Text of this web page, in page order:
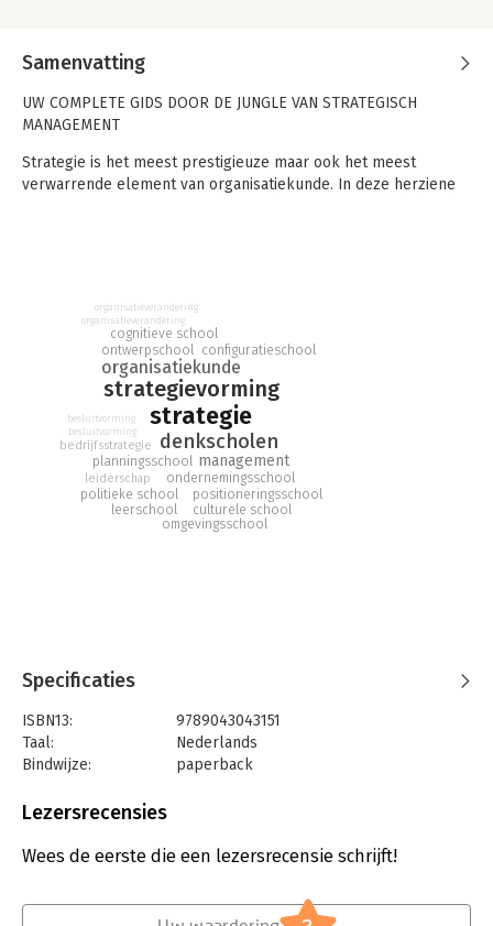
Samenvatting
UW COMPLETE GIDS DOOR DE JUNGLE VAN STRATEGISCH
MANAGEMENT
Strategie is het meest prestigieuze maar ook het meest
verwarrende element van organisatiekunde. In deze herziene
management. Het bespreekt strategie op een revolutionaire
wijze, blijft het conventionele uitdagen en een meer
avontuurlijke stijl van strategisch denken promoten. Strategie
safari is een onmisbaar werk over strategievorming.
strategie
strategievorming
denkscholen
organisatiekunde
management
ondernemingsschool
planningsschool
ontwerpschool
cognitieve school
configuratieschool
positioneringsschool
culturele school
omgevingsschool
leerschool
politieke school
leiderschap
bedrijfsstrategie
organisatieverandering
besluitvorming
organisatieverandering
besluitvorming
Specificaties
ISBN13:
9789043043151
Taal:
Nederlands
Bindwijze:
paperback
Uitgever:
Verschijningsdatum:
1-11-2024
Strategisch management
Lezersrecensies
Wees de eerste die een lezersrecensie schrijft!